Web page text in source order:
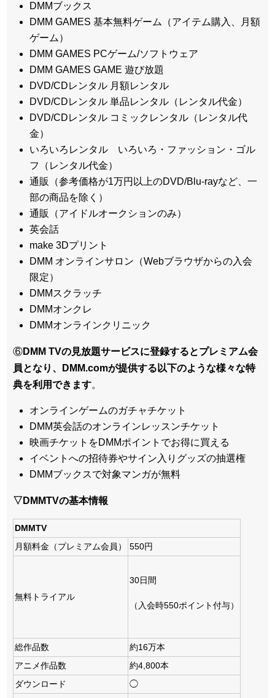
DMMブックス
DMM GAMES 基本無料ゲーム（アイテム購入、月額
ゲーム）
DMM GAMES PCゲーム/ソフトウェア
DMM GAMES GAME 遊び放題
DVD/CDレンタル 月額レンタル
DVD/CDレンタル 単品レンタル（レンタル代金）
DVD/CDレンタル コミックレンタル（レンタル代
金）
いろいろレンタル いろいろ・ファッション・ゴル
フ（レンタル代金）
通販（参考価格が1万円以上のDVD/Blu-rayなど、一
部の商品を除く）
通販（アイドルオークションのみ）
英会話
make 3Dプリント
DMM オンラインサロン（Webブラウザからの入会
限定）
DMMスクラッチ
DMMオンクレ
DMMオンラインクリニック
⑥DMM TVの見放題サービスに登録するとプレミアム会
員となり、DMM.comが提供する以下のような様々な特
典を利用できます。
オンラインゲームのガチャチケット
DMM英会話のオンラインレッスンチケット
映画チケットをDMMポイントでお得に買える
イベントへの招待券やサイン入りグッズの抽選権
DMMブックスで対象マンガが無料
▽DMMTVの基本情報
DMMTV
月額料金（プレミアム会員）
550円
無料トライアル
30日間
（入会時550ポイント付与）
総作品数
約16万本
アニメ作品数
約4,800本
ダウンロード
◯